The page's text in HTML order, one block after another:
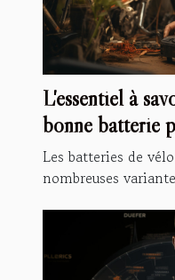
L'essentiel à
bonne batterie
assistance
Les batteries de
nombreuses